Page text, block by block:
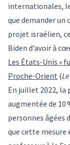
internationales,
que demander
projet israélien,
Biden d’avoir à
Les États-Unis «
Proche-Orient (
En juillet 2022, la
augmentée de 10
personnes âgées
que cette